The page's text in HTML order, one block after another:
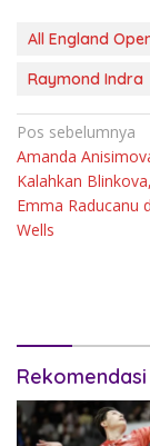
All England
Raymond Indra
Navigasi
pos
Pos sebelumnya
Amanda
Kalahkan
Emma Raducanu
Wells